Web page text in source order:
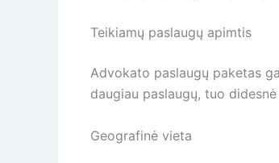
Teikiamų paslaugų apimtis
Advokato paslaugų paketas
daugiau paslaugų, tuo
Geografinė vieta